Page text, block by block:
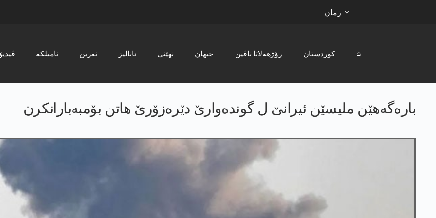
زمان
ڤیدیۆ نامیلکە نەرین ئانالیز نھێنی جیھان رۆژھەلاتا ناڤین کوردستان ⌂
بارەگەهێن ملیسێن ئیرانێ ل گوندەوارێ دێرەزۆرێ هاتن بۆمبەبارانکرن